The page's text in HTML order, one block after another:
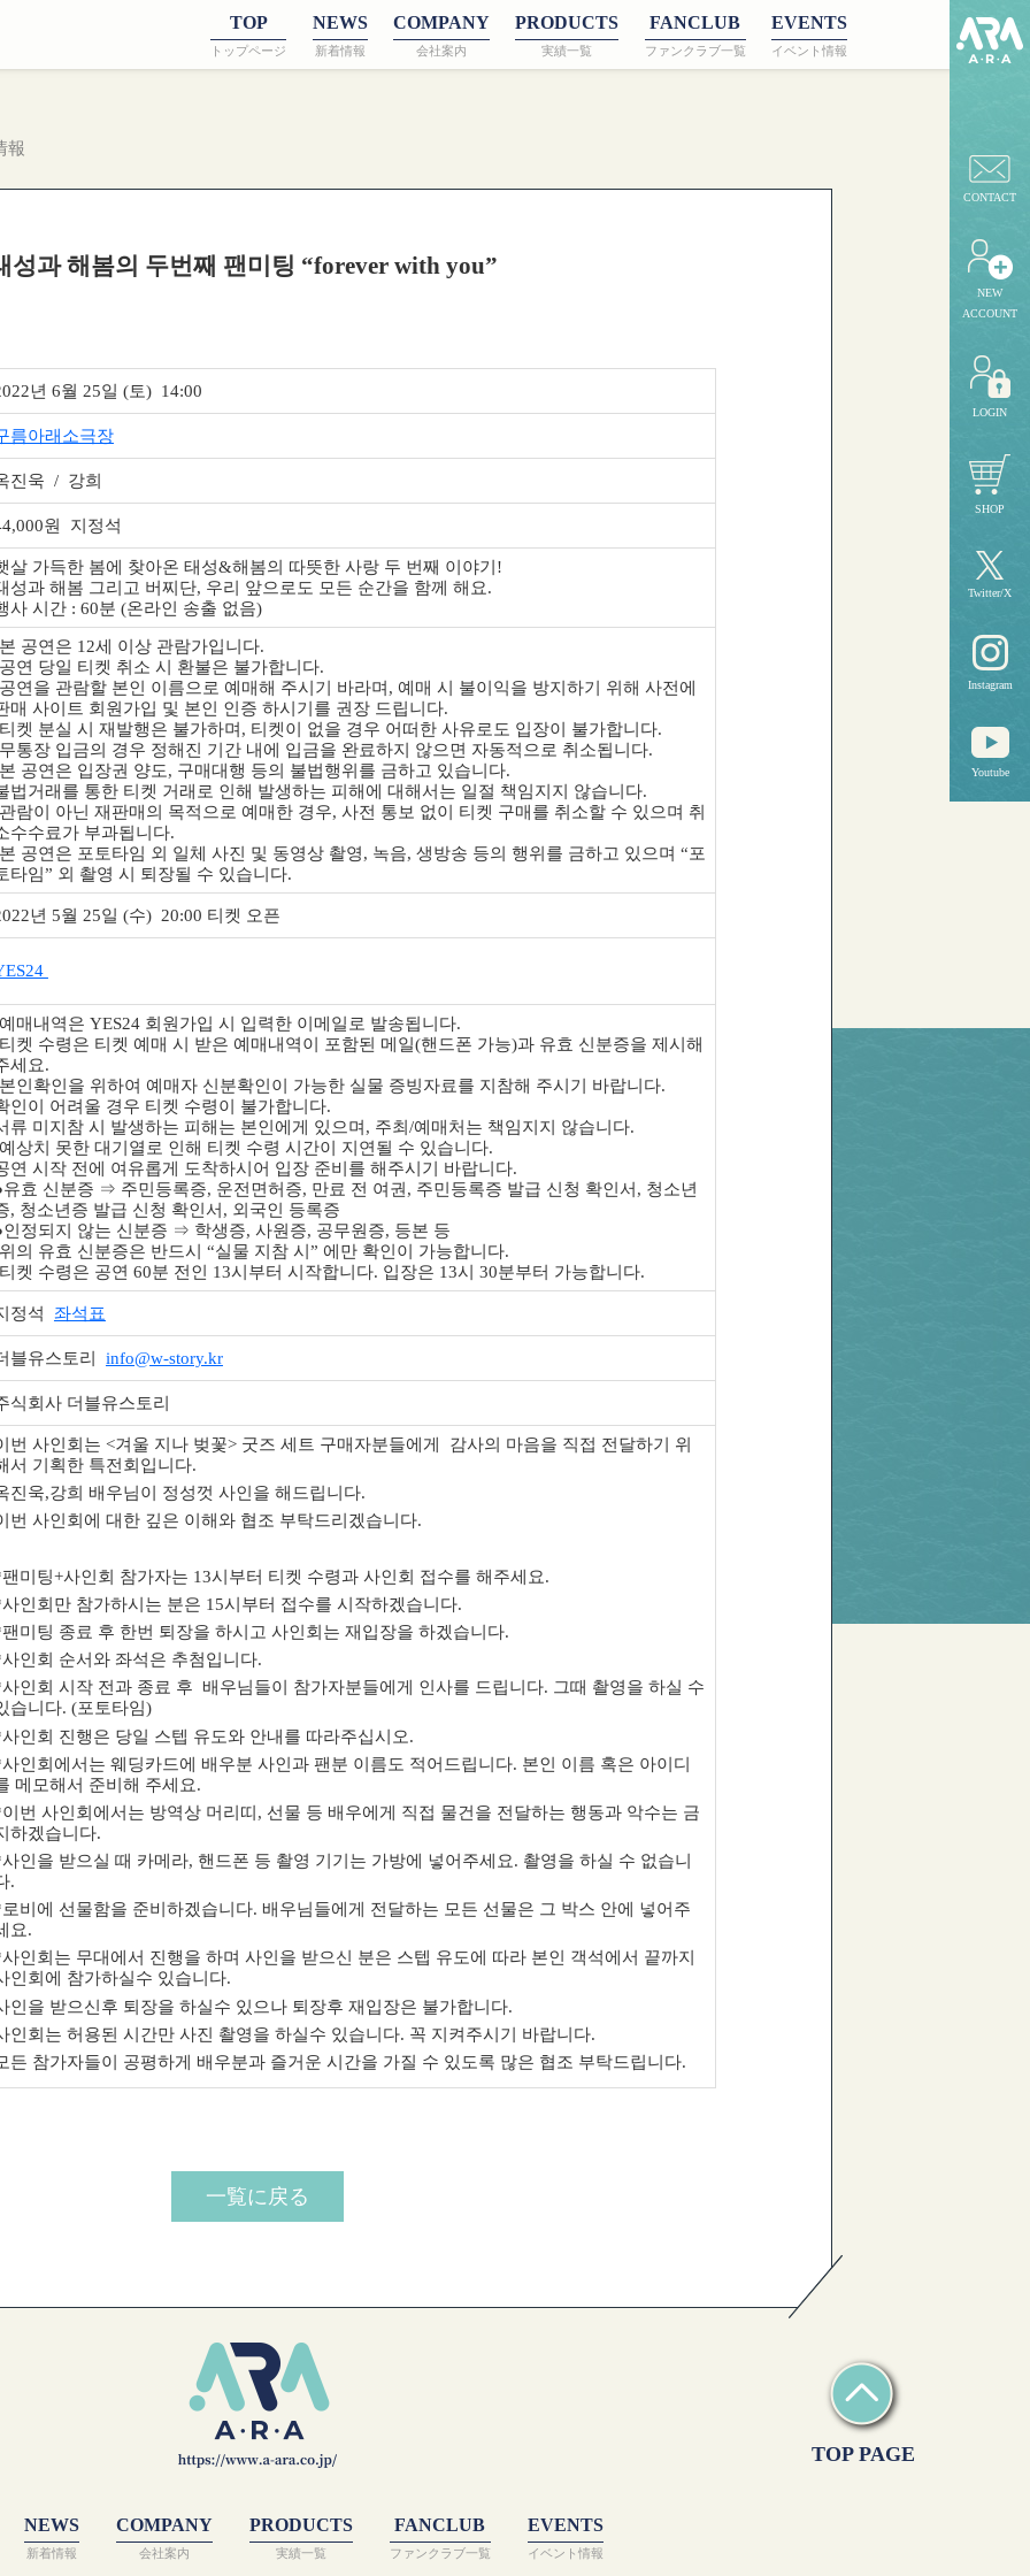
TOP
トップページ
NEWS
新着情報
COMPANY
会社案内
PRODUCTS
実績一覧
FANCLUB
ファンクラブ一覧
EVENTS
イベント情報
報
성과 해봄의 두번째 팬미팅 “forever with you”
년 6월 25일 (토) 14:00
름아래소극장
진욱 / 강희
원 지정석
살 가득한 봄에 찾아온 태성&해봄의 따뜻한 사랑 두 번째 이야기!
성과 해봄 그리고 버찌단, 우리 앞으로도 모든 순간을 함께 해요.
사 시간 : 60분 (온라인 송출 없음)
공연은 12세 이상 관람가입니다.
연 당일 티켓 취소 시 환불은 불가합니다.
연을 관람할 본인 이름으로 예매해 주시기 바라며, 예매 시 불이익을 방지하기 위해 사전에
매 사이트 회원가입 및 본인 인증 하시기를 권장 드립니다.
켓 분실 시 재발행은 불가하며, 티켓이 없을 경우 어떠한 사유로도 입장이 불가합니다.
통장 입금의 경우 정해진 기간 내에 입금을 완료하지 않으면 자동적으로 취소됩니다.
공연은 입장권 양도, 구매대행 등의 불법행위를 금하고 있습니다.
법거래를 통한 티켓 거래로 인해 발생하는 피해에 대해서는 일절 책임지지 않습니다.
람이 아닌 재판매의 목적으로 예매한 경우, 사전 통보 없이 티켓 구매를 취소할 수 있으며 취
수수료가 부과됩니다.
공연은 포토타임 외 일체 사진 및 동영상 촬영, 녹음, 생방송 등의 행위를 금하고 있으며 “포
타임” 외 촬영 시 퇴장될 수 있습니다.
년 5월 25일 (수) 20:00 티켓 오픈
매내역은 YES24 회원가입 시 입력한 이메일로 발송됩니다.
켓 수령은 티켓 예매 시 받은 예매내역이 포함된 메일(핸드폰 가능)과 유효 신분증을 제시해
세요.
인확인을 위하여 예매자 신분확인이 가능한 실물 증빙자료를 지참해 주시기 바랍니다.
인이 어려울 경우 티켓 수령이 불가합니다.
류 미지참 시 발생하는 피해는 본인에게 있으며, 주최/예매처는 책임지지 않습니다.
상치 못한 대기열로 인해 티켓 수령 시간이 지연될 수 있습니다.
연 시작 전에 여유롭게 도착하시어 입장 준비를 해주시기 바랍니다.
효 신분증 ⇒ 주민등록증, 운전면허증, 만료 전 여권, 주민등록증 발급 신청 확인서, 청소년
, 청소년증 발급 신청 확인서, 외국인 등록증
정되지 않는 신분증 ⇒ 학생증, 사원증, 공무원증, 등본 등
의 유효 신분증은 반드시 “실물 지참 시” 에만 확인이 가능합니다.
켓 수령은 공연 60분 전인 13시부터 시작합니다. 입장은 13시 30분부터 가능합니다.
정석 좌석표
블유스토리 info@w-story.kr
식회사 더블유스토리
번 사인회는 <겨울 지나 벚꽃> 굿즈 세트 구매자분들에게 감사의 마음을 직접 전달하기 위
서 기획한 특전회입니다.
진욱,강희 배우님이 정성껏 사인을 해드립니다.
번 사인회에 대한 깊은 이해와 협조 부탁드리겠습니다.
미팅+사인회 참가자는 13시부터 티켓 수령과 사인회 접수를 해주세요.
인회만 참가하시는 분은 15시부터 접수를 시작하겠습니다.
미팅 종료 후 한번 퇴장을 하시고 사인회는 재입장을 하겠습니다.
인회 순서와 좌석은 추첨입니다.
인회 시작 전과 종료 후 배우님들이 참가자분들에게 인사를 드립니다. 그때 촬영을 하실 수
습니다. (포토타임)
인회 진행은 당일 스텝 유도와 안내를 따라주십시오.
인회에서는 웨딩카드에 배우분 사인과 팬분 이름도 적어드립니다. 본인 이름 혹은 아이디
메모해서 준비해 주세요.
번 사인회에서는 방역상 머리띠, 선물 등 배우에게 직접 물건을 전달하는 행동과 악수는 금
하겠습니다.
인을 받으실 때 카메라, 핸드폰 등 촬영 기기는 가방에 넣어주세요. 촬영을 하실 수 없습니
.
비에 선물함을 준비하겠습니다. 배우님들에게 전달하는 모든 선물은 그 박스 안에 넣어주
요.
인회는 무대에서 진행을 하며 사인을 받으신 분은 스텝 유도에 따라 본인 객석에서 끝까지
인회에 참가하실수 있습니다.
인을 받으신후 퇴장을 하실수 있으나 퇴장후 재입장은 불가합니다.
인회는 허용된 시간만 사진 촬영을 하실수 있습니다. 꼭 지켜주시기 바랍니다.
든 참가자들이 공평하게 배우분과 즐거운 시간을 가질 수 있도록 많은 협조 부탁드립니다.
一覧に戻る
TOP PAGE
CONTACT
NEW
ACCOUNT
LOGIN
SHOP
Twitter/X
Instagram
Youtube
NEWS
新着情報
COMPANY
会社案内
PRODUCTS
実績一覧
FANCLUB
ファンクラブ一覧
EVENTS
イベント情報